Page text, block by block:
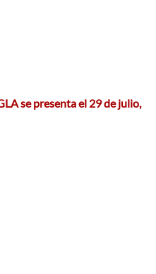
se presenta el 29 de julio,